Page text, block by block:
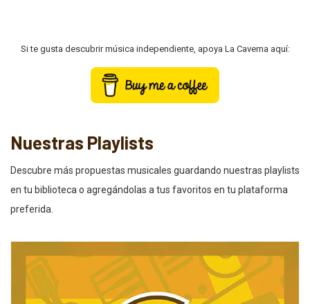
Si te gusta descubrir música independiente, apoya La Caverna aquí:
Nuestras Playlists
Descubre más propuestas musicales guardando nuestras playlists
en tu biblioteca o agregándolas a tus favoritos en tu plataforma
preferida.